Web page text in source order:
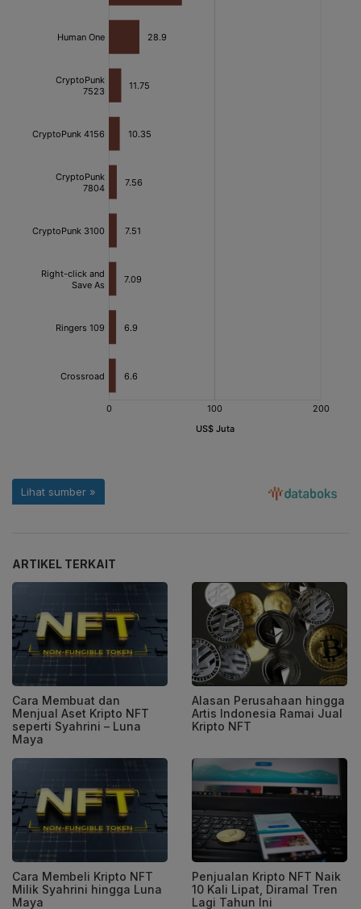
ARTIKEL TERKAIT
Cara Membuat dan
Menjual Aset Kripto NFT
seperti Syahrini – Luna
Maya
Alasan Perusahaan hingga
Artis Indonesia Ramai Jual
Kripto NFT
Cara Membeli Kripto NFT
Milik Syahrini hingga Luna
Maya
Penjualan Kripto NFT Naik
10 Kali Lipat, Diramal Tren
Lagi Tahun Ini